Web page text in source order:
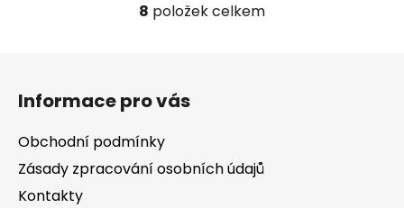
O
í
p
8 položek celkem
Informace pro vás
Obchodní podmínky
Zásady zpracování osobních údajů
Kontakty